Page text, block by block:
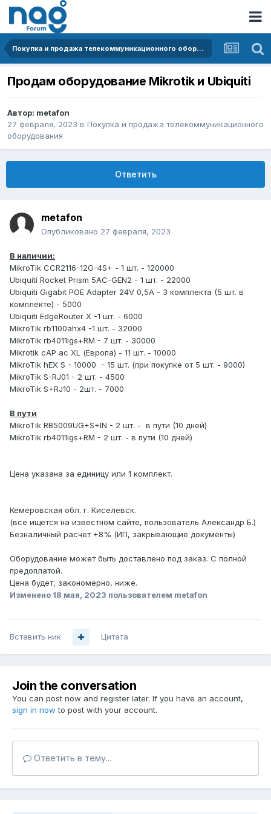
Покупка и продажа телекоммуникационного оборудования
Продам оборудование Mikrotik и Ubiquiti
Автор: metafon
27 февраля, 2023 в Покупка и продажа телекоммуникационного
оборудования
Ответить
metafon
Опубликовано 27 февраля, 2023
В наличии:
MikroTik CCR2116-12G-4S+ - 1 шт. - 120000
Ubiquiti Rocket Prism 5AC-GEN2 - 1 шт. - 22000
Ubiquiti Gigabit POE Adapter 24V 0,5A - 3 комплекта (5 шт. в
комплекте) - 5000
Ubiquiti EdgeRouter X -1 шт. - 6000
MikroTik rb1100ahx4 -1 шт. - 32000
MikroTik rb4011igs+RM - 7 шт. - 30000
Mikrotik cAP ac XL (Европа) - 11 шт. - 10000
MikroTik hEX S - 10000 - 15 шт. (при покупке от 5 шт. - 9000)
MikroTik S-RJ01 - 2 шт. - 4500
MikroTik S+RJ10 - 2шт. - 7000
В пути
MikroTik RB5009UG+S+IN - 2 шт. - в пути (10 дней)
MikroTik rb4011igs+RM - 2 шт. - в пути (10 дней)
Цена указана за единицу или 1 комплект.
Кемеровская обл. г. Киселевск.
(все ищется на известном сайте, пользователь Александр Б.)
Безналичный расчет +8% (ИП, закрывающие документы)
Оборудование может быть доставлено под заказ. С полной
предоплатой.
Цена будет, закономерно, ниже.
Изменено 18 мая, 2023 пользователем metafon
Вставить ник Цитата
Join the conversation
You can post now and register later. If you have an account,
sign in now to post with your account.
Ответить в тему...